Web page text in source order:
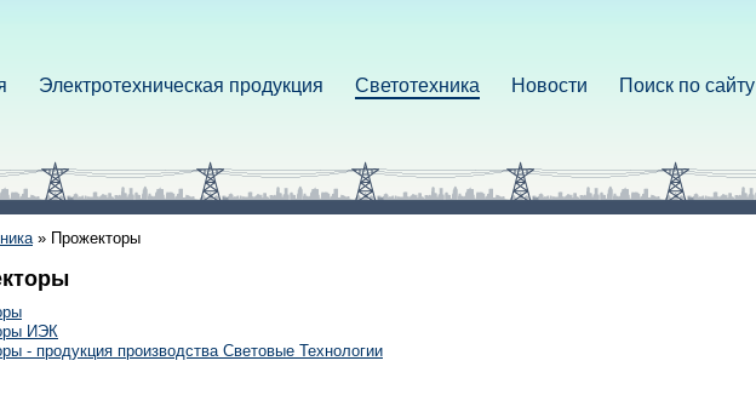
Электротехническая продукция Светотехника Новости Поиск по сайту
» Прожекторы
ИЭК
- продукция производства Световые Технологии